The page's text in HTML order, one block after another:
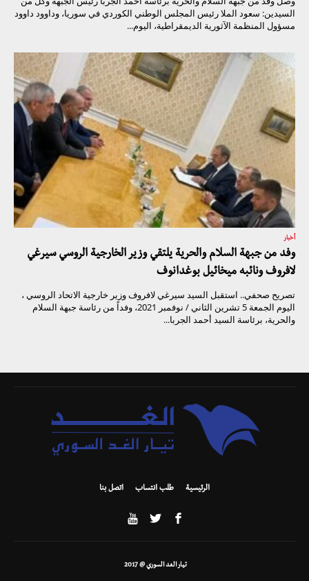
السيدين: سعود الملا رئيس المجلس الوطني الكوردي في سوريا، وداوود داوود
مسؤول المنظمة الآثورية الديمقراطية، اليوم...
أخبار
وفد من جبهة السلام والحرية يلتقي وزير الخارجية الروسي سيرغي
لافروف ونائبه ميخائيل بوغدانوف
تصريح صحفي.. استقبل السيد سيرغي لافروف وزير خارجية الاتحاد الروسي ،
اليوم الجمعة 5 تشرين الثاني / نوفمبر 2021، وفداً من رئاسة جبهة السلام
والحرية، برئاسة السيد أحمد الجربا...
الرئيسية طلب انتساب اتصل بنا
تيار الغد السوري @ 2017